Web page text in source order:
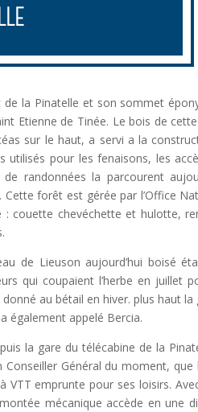
de la Pinatelle et son sommet
Etienne de Tinée. Le bois de
sur le haut, a servi a la
utilisés pour les fenaisons, les
de randonnées la parcourent
Cette forêt est gérée par l’Office
: couette chevéchette et hulotte,
de Lieuson aujourd’hui boisé
qui coupaient l’herbe en
au bétail en hiver. plus haut
également appelé Bercia.
la gare du télécabine de la
Conseiller Général du moment,
VTT emprunte pour ses loisirs.
mécanique accède en une